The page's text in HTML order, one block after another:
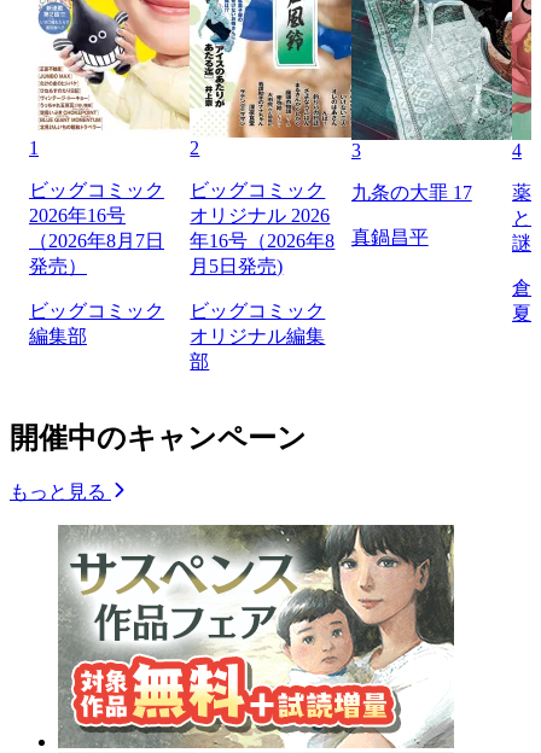
1
ビッグコミック
2026年16号
（2026年8月7日
発売）
ビッグコミック
編集部
2
ビッグコミック
オリジナル 2026
年16号（2026年8
月5日発売)
ビッグコミック
オリジナル編集
部
3
九条の大罪 17
真鍋昌平
4
薬
と
謎
倉
夏
開催中のキャンペーン
もっと見る